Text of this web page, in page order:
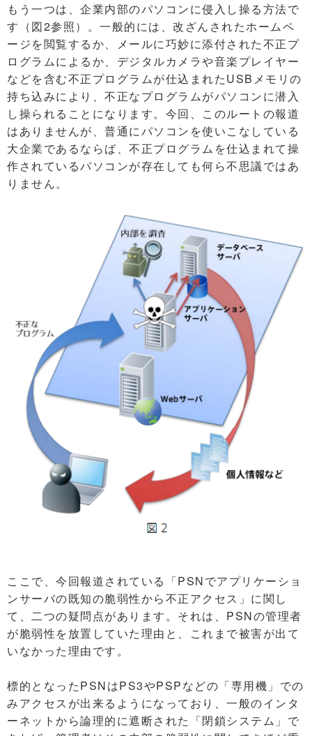
もう一つは、企業内部のパソコンに侵入し操る方法で
す（図2参照）。一般的には、改ざんされたホームペ
ージを閲覧するか、メールに巧妙に添付された不正プ
ログラムによるか、デジタルカメラや音楽プレイヤー
などを含む不正プログラムが仕込まれたUSBメモリの
持ち込みにより、不正なプログラムがパソコンに潜入
し操られることになります。今回、このルートの報道
はありませんが、普通にパソコンを使いこなしている
大企業であるならば、不正プログラムを仕込まれて操
作されているパソコンが存在しても何ら不思議ではあ
りません。
ここで、今回報道されている「PSNでアプリケーショ
ンサーバの既知の脆弱性から不正アクセス」に関し
て、二つの疑問点があります。それは、PSNの管理者
が脆弱性を放置していた理由と、これまで被害が出て
いなかった理由です。
標的となったPSNはPS3やPSPなどの「専用機」での
みアクセスが出来るようになっており、一般のインタ
ーネットから論理的に遮断された「閉鎖システム」で